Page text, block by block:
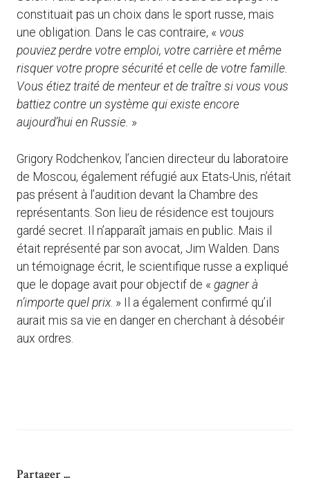
constituait pas un choix dans le sport russe, mais
une obligation. Dans le cas contraire, « vous
pouviez perdre votre emploi, votre carrière et même
risquer votre propre sécurité et celle de votre famille.
Vous étiez traité de menteur et de traître si vous vous
battiez contre un système qui existe encore
aujourd’hui en Russie. »
Grigory Rodchenkov, l’ancien directeur du laboratoire
de Moscou, également réfugié aux Etats-Unis, n’était
pas présent à l’audition devant la Chambre des
représentants. Son lieu de résidence est toujours
gardé secret. Il n’apparaît jamais en public. Mais il
était représenté par son avocat, Jim Walden. Dans
un témoignage écrit, le scientifique russe a expliqué
que le dopage avait pour objectif de « gagner à
n’importe quel prix. » Il a également confirmé qu’il
aurait mis sa vie en danger en cherchant à désobéir
aux ordres.
Partager ...